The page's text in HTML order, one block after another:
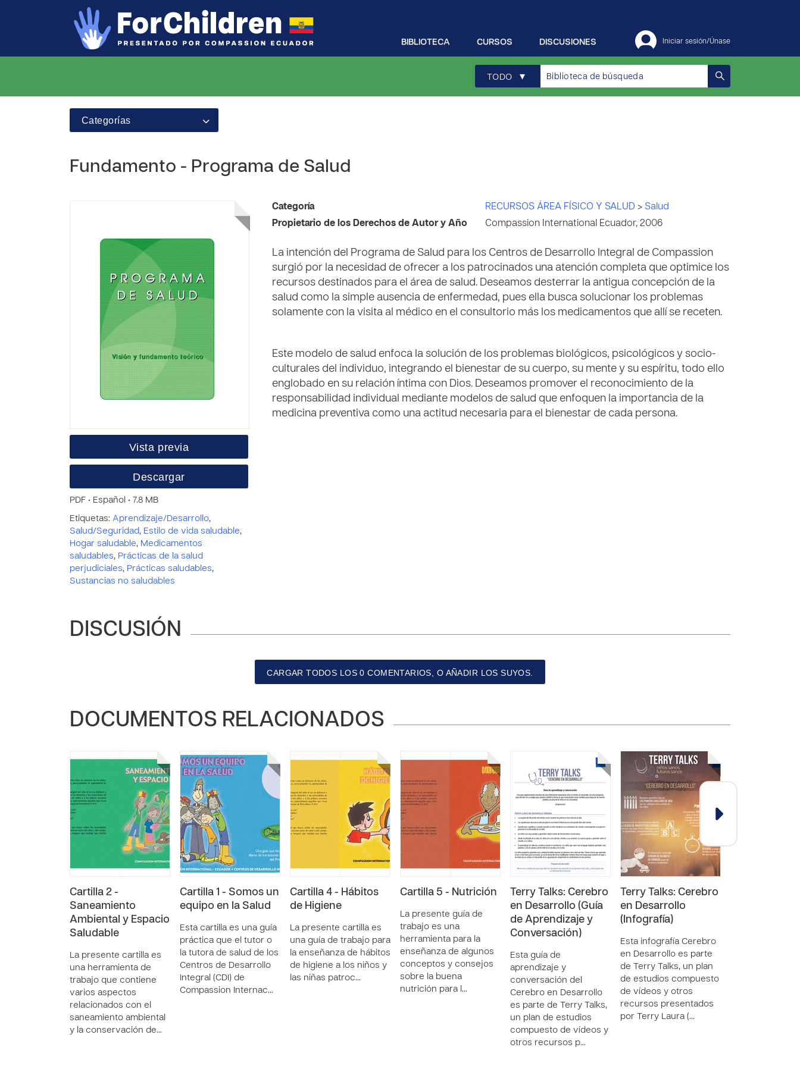
Iniciar sesión/Únase
DISCUSIONES
CURSOS
BIBLIOTECA
TODO ▾
Categorías
Fundamento - Programa de Salud
Vista previa
Descargar
PDF • Español • 7.8 MB
Etiquetas: Aprendizaje/Desarrollo,
Salud/Seguridad, Estilo de vida saludable,
Hogar saludable, Medicamentos
saludables, Prácticas de la salud
perjudiciales, Prácticas saludables,
Sustancias no saludables
Categoría RECURSOS ÁREA FÍSICO Y SALUD > Salud
Propietario de los Derechos de Autor y Año
Compassion International Ecuador, 2006
La intención del Programa de Salud para los Centros de Desarrollo Integral de Compassion
surgió por la necesidad de ofrecer a los patrocinados una atención completa que optimice los
recursos destinados para el área de salud. Deseamos desterrar la antigua concepción de la
salud como la simple ausencia de enfermedad, pues ella busca solucionar los problemas
solamente con la visita al médico en el consultorio más los medicamentos que allí se receten.
Este modelo de salud enfoca la solución de los problemas biológicos, psicológicos y socio-
culturales del individuo, integrando el bienestar de su cuerpo, su mente y su espíritu, todo ello
englobado en su relación íntima con Dios. Deseamos promover el reconocimiento de la
responsabilidad individual mediante modelos de salud que enfoquen la importancia de la
medicina preventiva como una actitud necesaria para el bienestar de cada persona.
DISCUSIÓN
CARGAR TODOS LOS 0 COMENTARIOS, O AÑADIR LOS SUYOS.
DOCUMENTOS RELACIONADOS
Cartilla 2 -
Saneamiento
Ambiental y Espacio
Saludable
La presente cartilla es
una herramienta de
trabajo que contiene
varios aspectos
relacionados con el
saneamiento ambiental
y la conservación de…
Cartilla 1 - Somos un
equipo en la Salud
Esta cartilla es una guía
práctica que el tutor o
la tutora de salud de los
Centros de Desarrollo
Integral (CDI) de
Compassion Internac…
Cartilla 4 - Hábitos
de Higiene
La presente cartilla es
una guía de trabajo para
la enseñanza de hábitos
de higiene a los niños y
las niñas patroc…
Cartilla 5 - Nutrición
La presente guía de
trabajo es una
herramienta para la
enseñanza de algunos
conceptos y consejos
sobre la buena
nutrición para l…
Terry Talks: Cerebro
en Desarrollo (Guía
de Aprendizaje y
Conversación)
Esta guía de
aprendizaje y
conversación del
Cerebro en Desarrollo
es parte de Terry Talks,
un plan de estudios
compuesto de vídeos y
otros recursos p…
Terry Talks: Cerebro
en Desarrollo
(Infografía)
Esta infografía Cerebro
en Desarrollo es parte
de Terry Talks, un plan
de estudios compuesto
de vídeos y otros
recursos presentados
por Terry Laura (…